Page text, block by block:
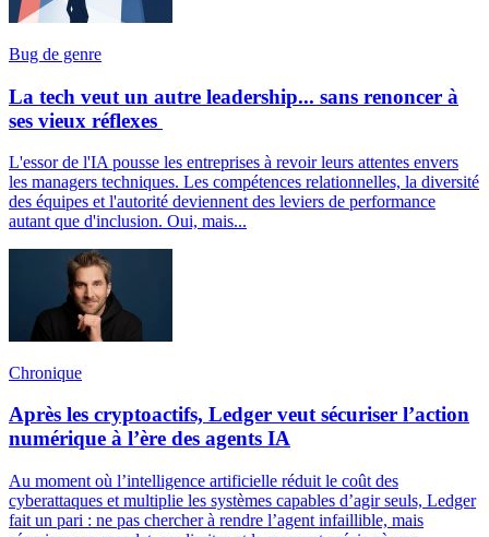
Bug de genre
La tech veut un autre leadership... sans renoncer à
ses vieux réflexes
L'essor de l'IA pousse les entreprises à revoir leurs attentes envers
les managers techniques. Les compétences relationnelles, la diversité
des équipes et l'autorité deviennent des leviers de performance
autant que d'inclusion. Oui, mais...
Chronique
Après les cryptoactifs, Ledger veut sécuriser l’action
numérique à l’ère des agents IA
Au moment où l’intelligence artificielle réduit le coût des
cyberattaques et multiplie les systèmes capables d’agir seuls, Ledger
fait un pari : ne pas chercher à rendre l’agent infaillible, mais